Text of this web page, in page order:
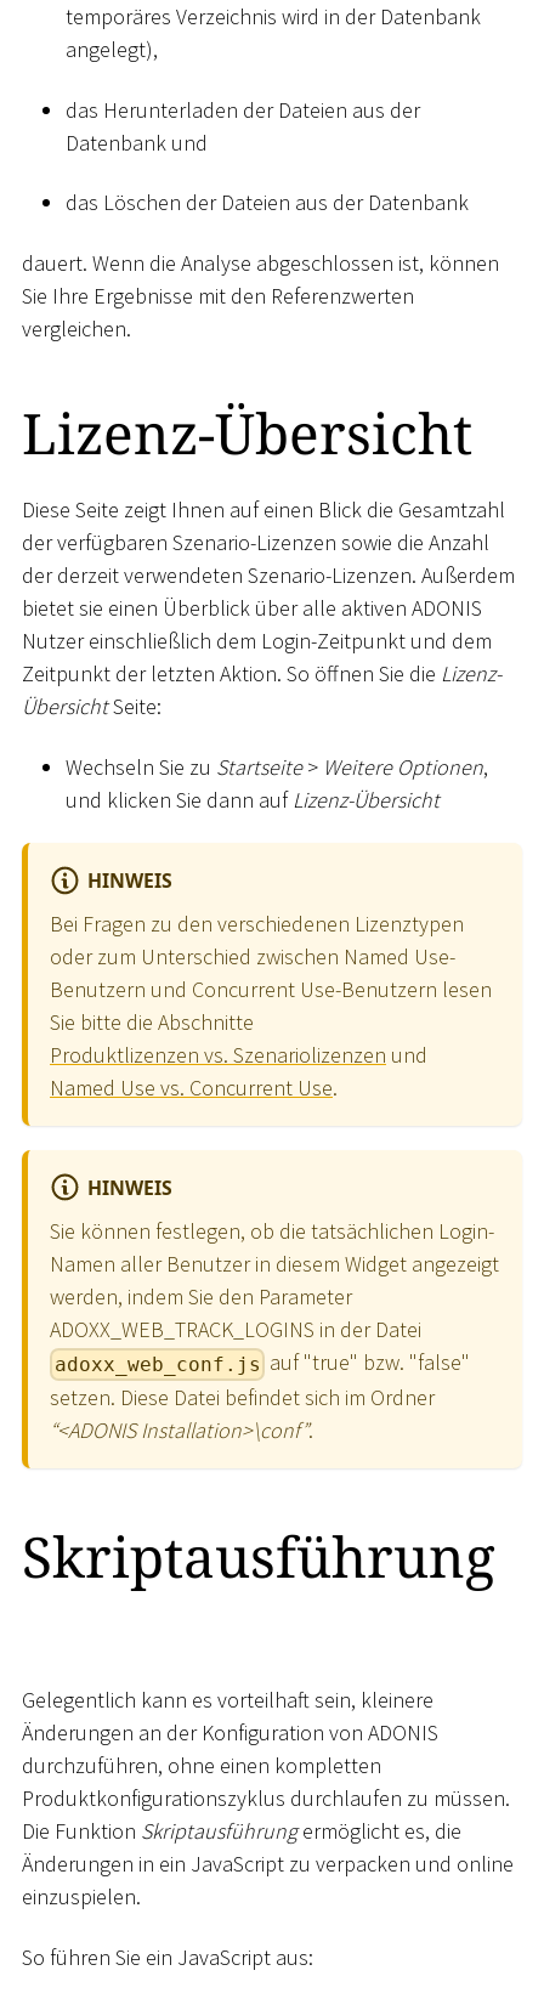
temporäres Verzeichnis wird in der Datenbank
angelegt),
das Herunterladen der Dateien aus der
Datenbank und
das Löschen der Dateien aus der Datenbank
dauert. Wenn die Analyse abgeschlossen ist, können
Sie Ihre Ergebnisse mit den Referenzwerten
vergleichen.
Lizenz-Übersicht
Diese Seite zeigt Ihnen auf einen Blick die Gesamtzahl
der verfügbaren Szenario-Lizenzen sowie die Anzahl
der derzeit verwendeten Szenario-Lizenzen. Außerdem
bietet sie einen Überblick über alle aktiven ADONIS
Nutzer einschließlich dem Login-Zeitpunkt und dem
Zeitpunkt der letzten Aktion. So öffnen Sie die Lizenz-
ÜbersichtSeite:
Wechseln Sie zu Startseite > Weitere Optionen,
und klicken Sie dann aufLizenz-Übersicht
HINWEIS
Bei Fragen zu den verschiedenen Lizenztypen
oder zum Unterschied zwischen Named Use-
Benutzern und Concurrent Use-Benutzern lesen
Sie bitte die Abschnitte
Produktlizenzen vs. Szenariolizenzen und
Named Use vs. Concurrent Use.
HINWEIS
Sie können festlegen, ob die tatsächlichen Login-
Namen aller Benutzer in diesem Widget angezeigt
werden, indem Sie den Parameter
ADOXX_WEB_TRACK_LOGINS in der Datei
adoxx_web_conf.js auf "true" bzw. "false"
setzen. Diese Datei befindet sich im Ordner
“<ADONIS Installation>\conf”.
Skriptausführung
Gelegentlich kann es vorteilhaft sein, kleinere
Änderungen an der Konfiguration von ADONIS
durchzuführen, ohne einen kompletten
Produktkonfigurationszyklus durchlaufen zu müssen.
Die Funktion Skriptausführungermöglicht es, die
Änderungen in ein JavaScript zu verpacken und online
einzuspielen.
So führen Sie ein JavaScript aus: